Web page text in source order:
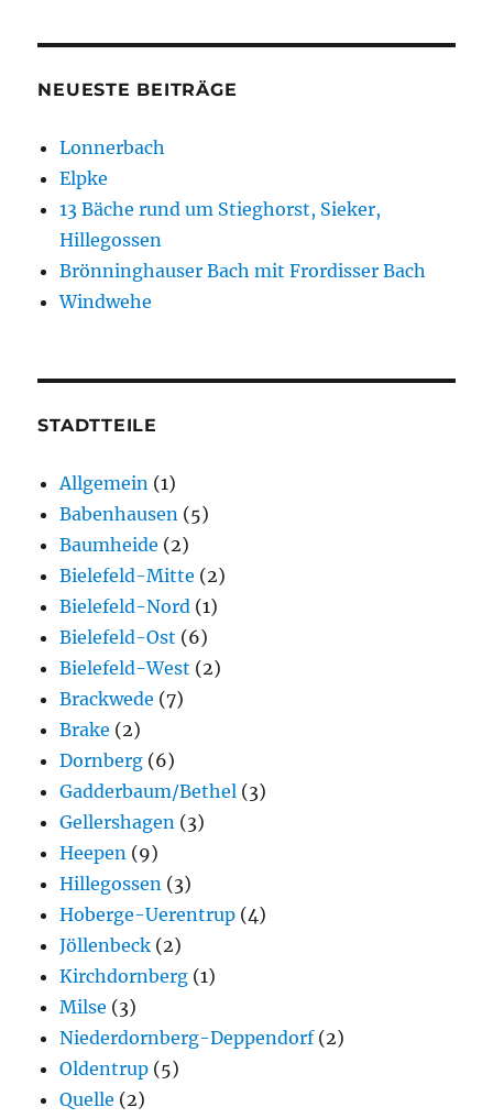
NEUESTE BEITRÄGE
Lonnerbach
Elpke
13 Bäche rund um Stieghorst, Sieker,
Hillegossen
Brönninghauser Bach mit Frordisser Bach
Windwehe
STADTTEILE
Allgemein (1)
Babenhausen (5)
Baumheide (2)
Bielefeld-Mitte (2)
Bielefeld-Nord (1)
Bielefeld-Ost (6)
Bielefeld-West (2)
Brackwede (7)
Brake (2)
Dornberg (6)
Gadderbaum/Bethel (3)
Gellershagen (3)
Heepen (9)
Hillegossen (3)
Hoberge-Uerentrup (4)
Jöllenbeck (2)
Kirchdornberg (1)
Milse (3)
Niederdornberg-Deppendorf(2)
Oldentrup (5)
Quelle (2)